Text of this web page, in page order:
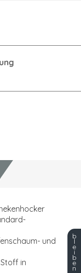
und
in
b
l
e
i
b
e
n